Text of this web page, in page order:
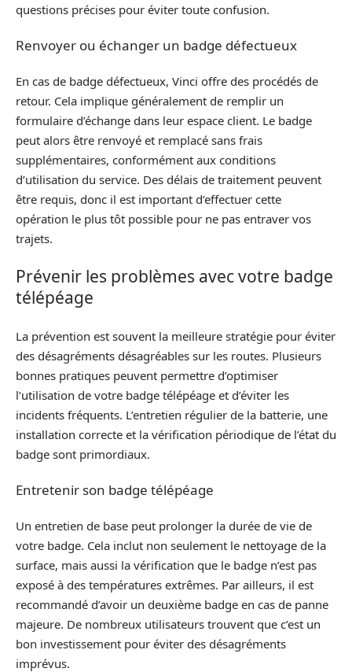
questions précises pour éviter toute confusion.
Renvoyer ou échanger un badge défectueux
En cas de badge défectueux, Vinci offre des procédés de
retour. Cela implique généralement de remplir un
formulaire d’échange dans leur espace client. Le badge
peut alors être renvoyé et remplacé sans frais
supplémentaires, conformément aux conditions
d’utilisation du service. Des délais de traitement peuvent
être requis, donc il est important d’effectuer cette
opération le plus tôt possible pour ne pas entraver vos
trajets.
Prévenir les problèmes avec votre badge
télépéage
La prévention est souvent la meilleure stratégie pour éviter
des désagréments désagréables sur les routes. Plusieurs
bonnes pratiques peuvent permettre d’optimiser
l’utilisation de votre badge télépéage et d’éviter les
incidents fréquents. L’entretien régulier de la batterie, une
installation correcte et la vérification périodique de l’état du
badge sont primordiaux.
Entretenir son badge télépéage
Un entretien de base peut prolonger la durée de vie de
votre badge. Cela inclut non seulement le nettoyage de la
surface, mais aussi la vérification que le badge n’est pas
exposé à des températures extrêmes. Par ailleurs, il est
recommandé d’avoir un deuxième badge en cas de panne
majeure. De nombreux utilisateurs trouvent que c’est un
bon investissement pour éviter des désagréments
imprévus.